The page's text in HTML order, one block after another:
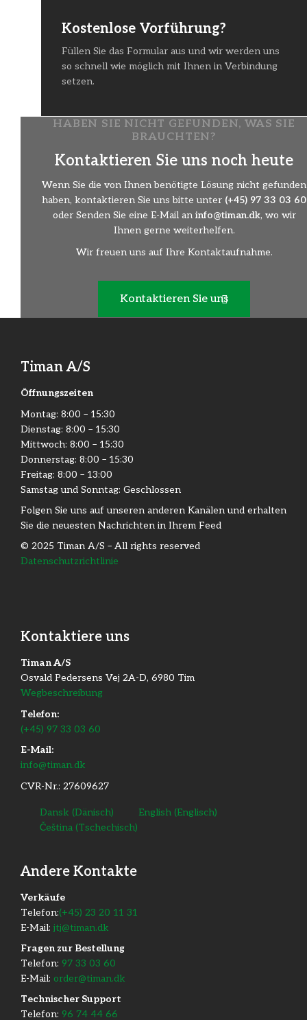
Kostenlose Vorführung?
Füllen Sie das Formular aus und wir werden uns
so schnell wie möglich mit Ihnen in Verbindung
setzen.
HABEN SIE NICHT GEFUNDEN, WAS SIE
BRAUCHTEN?
Kontaktieren Sie uns noch heute
Wenn Sie die von Ihnen benötigte Lösung nicht gefunden
haben, kontaktieren Sie uns bitte unter (+45) 97 33 03 60
oder Senden Sie eine E-Mail an info@timan.dk, wo wir
Ihnen gerne weiterhelfen.
Wir freuen uns auf Ihre Kontaktaufnahme.
Kontaktieren Sie uns
Timan A/S
Öffnungszeiten
Montag: 8:00 – 15:30
Dienstag: 8:00 – 15:30​
Mittwoch: 8:00 – 15:30​
Donnerstag: 8:00 – 15:30​
Freitag: 8:00 – 13:00
Samstag und Sonntag: Geschlossen
Folgen Sie uns auf unseren anderen Kanälen und erhalten
Sie die neuesten Nachrichten in Ihrem Feed
© 2025 Timan A/S – All rights reserved
Datenschutzrichtlinie
Kontaktiere uns
Timan A/S
Osvald Pedersens Vej 2A-D, 6980 Tim
Wegbeschreibung
Telefon:
(+45) 97 33 03 60
E-Mail:
info@timan.dk
CVR-Nr.: 27609627
Dansk (Dänisch) English (Englisch)
Čeština (Tschechisch)
Andere Kontakte
​Verkäufe
Telefon:(+45) 23 20 11 31
E-Mail: jtj@timan.dk
Fragen zur Bestellung
Telefon: 97 33 03 60
E-Mail: order@timan.dk
​Technischer Support
Telefon: 96 74 44 66